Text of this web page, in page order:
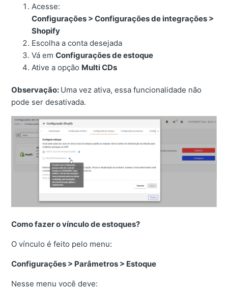
Acesse:
Configurações > Configurações de integrações >
Shopify
Escolha a conta desejada
Vá emConfigurações de estoque
Ative a opção Multi CDs
Observação: Uma vez ativa, essa funcionalidade não
pode ser desativada.
Como fazer o vínculo de estoques?
O vínculo é feito pelo menu:
Configurações > Parâmetros > Estoque
Nesse menu você deve: